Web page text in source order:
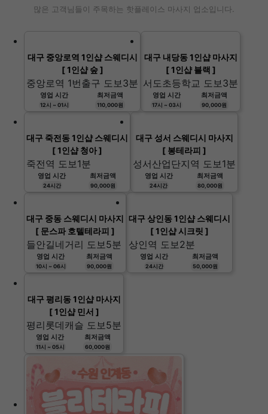
많은 고객님들이 주목하는 핫플레이스 마사지 업소입니다.
대구 중앙로역 1인샵 스웨디시
[ 1인샵 숲 ]
중앙로역 1번출구 도보3분
영업 시간
12시 ~ 01시
최저금액
110,000원
대구 내당동 1인샵 마사지
[ 1인샵 블랙 ]
서도초등학교 도보3분
영업 시간
17시 ~ 03시
최저금액
90,000원
대구 죽전동 1인샵 스웨디시
[ 1인샵 청아 ]
죽전역 도보1분
영업 시간
24시간
최저금액
90,000원
대구 성서 스웨디시 마사지
[ 봉테라피 ]
성서산업단지역 도보1분
영업 시간
24시간
최저금액
80,000원
대구 중동 스웨디시 마사지
[ 문스파 호텔테라피 ]
들안길네거리 도보5분
영업 시간
10시 ~ 06시
최저금액
90,000원
대구 상인동 1인샵 스웨디시
[ 1인샵 시크릿 ]
상인역 도보2분
영업 시간
24시간
최저금액
50,000원
대구 평리동 1인샵 마사지
[ 1인샵 민서 ]
평리롯데캐슬 도보5분
영업 시간
11시 ~ 05시
최저금액
60,000원